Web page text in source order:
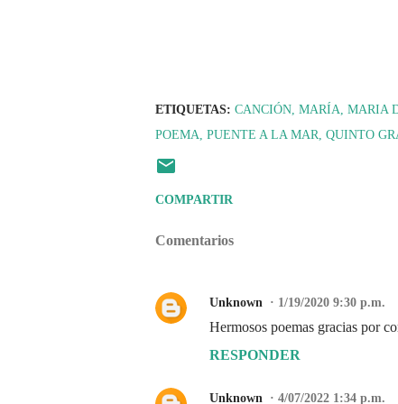
ETIQUETAS: CANCIÓN MARÍA MARIA
POEMA PUENTE A LA MAR QUINTO
COMPARTIR
Comentarios
Unknown 1/19/2020 9:30 p.m.
Hermosos poemas gracias por
RESPONDER
Unknown 4/07/2022 1:34 p.m.